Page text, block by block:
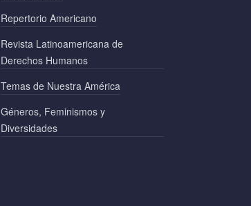
Repertorio Americano
Revista Latinoamericana de
Derechos Humanos
Temas de Nuestra América
Géneros, Feminismos y
Diversidades